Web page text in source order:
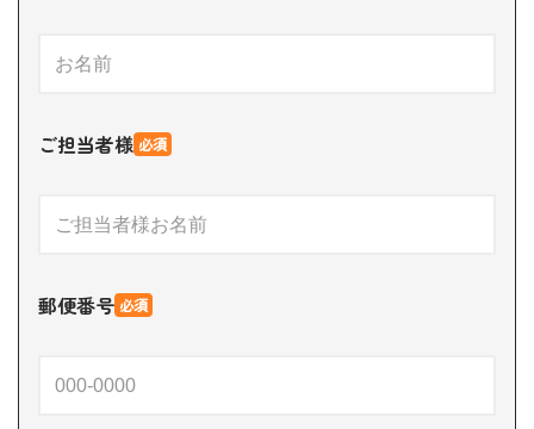
ご担当者様 必須
郵便番号 必須